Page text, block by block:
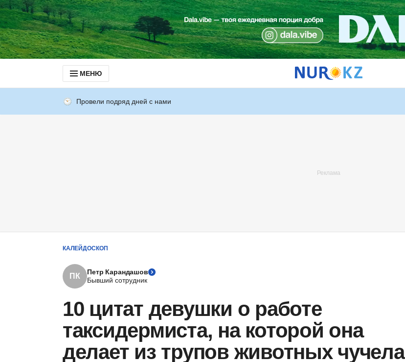
МЕНЮ
Провели подряд дней с нами
КАЛЕЙДОСКОП
ПК
Петр Карандашов
Бывший сотрудник
10 цитат девушки о работе
таксидермиста, на которой она
делает из трупов животных чучела